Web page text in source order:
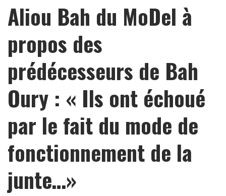
Aliou Bah du MoDel à
propos des
prédécesseurs de Bah
Oury : « Ils ont échoué
par le fait du mode de
fonctionnement de la
junte…»